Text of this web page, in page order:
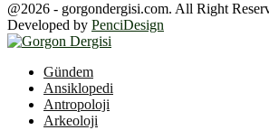
@2026 - gorgondergisi.com. All Right
Developed by PenciDesign
Gündem
Ansiklopedi
Antropoloji
Arkeoloji